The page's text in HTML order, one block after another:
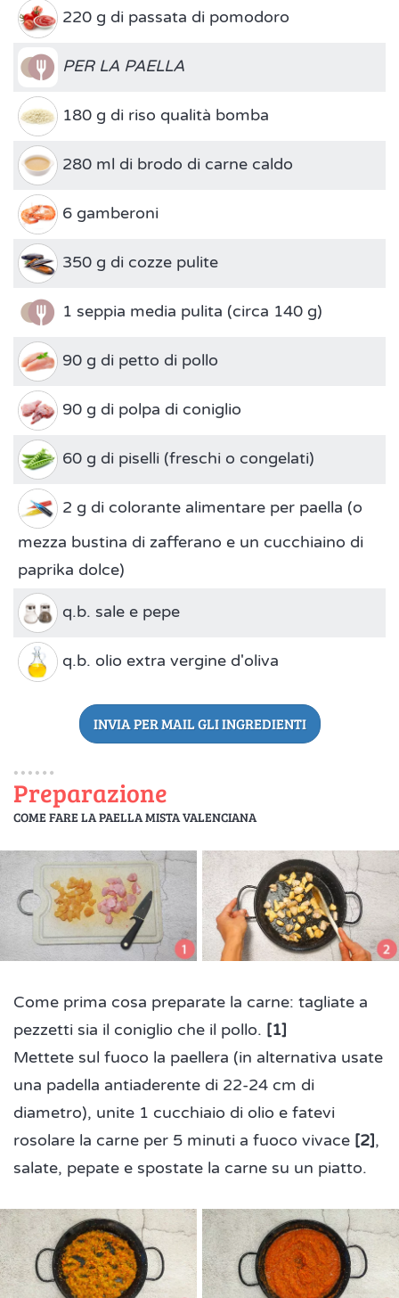
220 g di passata di pomodoro
PER LA PAELLA
180 g di riso qualità bomba
280 ml di brodo di carne caldo
6 gamberoni
350 g di cozze pulite
1 seppia media pulita (circa 140 g)
90 g di petto di pollo
90 g di polpa di coniglio
60 g di piselli (freschi o congelati)
2 g di colorante alimentare per paella (o
mezza bustina di zafferano e un cucchiaino di
paprika dolce)
q.b. sale e pepe
q.b. olio extra vergine d'oliva
INVIA PER MAIL GLI INGREDIENTI
Preparazione
COME FARE LA PAELLA MISTA VALENCIANA
Come prima cosa preparate la carne: tagliate a
pezzetti sia il coniglio che il pollo. [1]
Mettete sul fuoco la paellera (in alternativa usate
una padella antiaderente di 22-24 cm di
diametro), unite 1 cucchiaio di olio e fatevi
rosolare la carne per 5 minuti a fuoco vivace [2],
salate, pepate e spostate la carne su un piatto.